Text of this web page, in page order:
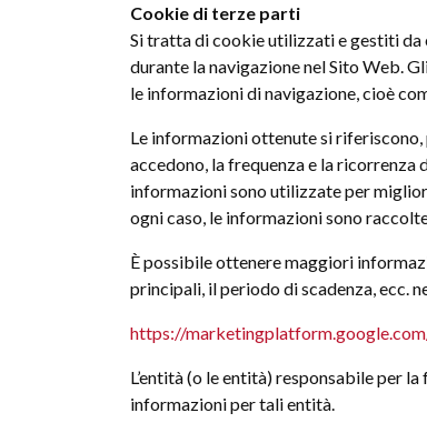
Cookie di terze parti
Si tratta di cookie utilizzati e gestiti da
durante la navigazione nel Sito Web.
le informazioni di navigazione, cioè
Le informazioni ottenute si riferiscono,
accedono, la frequenza e la
informazioni sono utilizzate per
ogni caso, le informazioni sono
È possibile ottenere maggiori
principali, il periodo di scadenza, ecc.
https://
L’entità (o le entità) responsabile per
informazioni per tali entità.